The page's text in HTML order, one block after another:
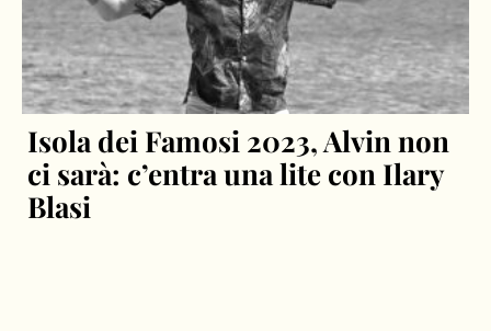
Isola dei Famosi 2023, Alvin non
ci sarà: c’entra una lite con Ilary
Blasi